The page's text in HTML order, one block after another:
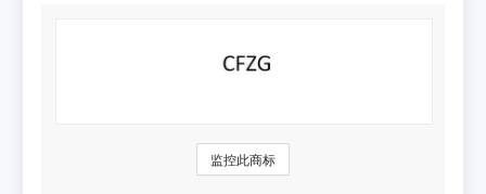
监控此商标